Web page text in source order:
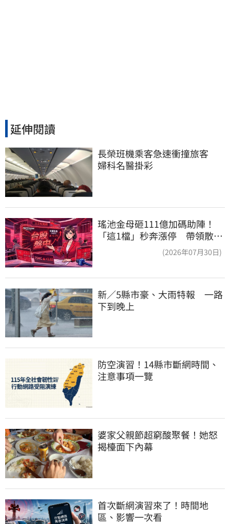
延伸閱讀
長榮班機乘客急速衝撞旅客
婦科名醫掛彩
瑤池金母砸111億加碼助陣！
「這1檔」秒奔漲停 帶領散熱
(2026年07月30日)
新／5縣市豪、大雨特報　一路
下到晚上
防空演習！14縣市斷網時間、
注意事項一覽
婆家父親節超窮酸聚餐！她怒
揭檯面下內幕
首次斷網演習來了！時間地
區、影響一次看